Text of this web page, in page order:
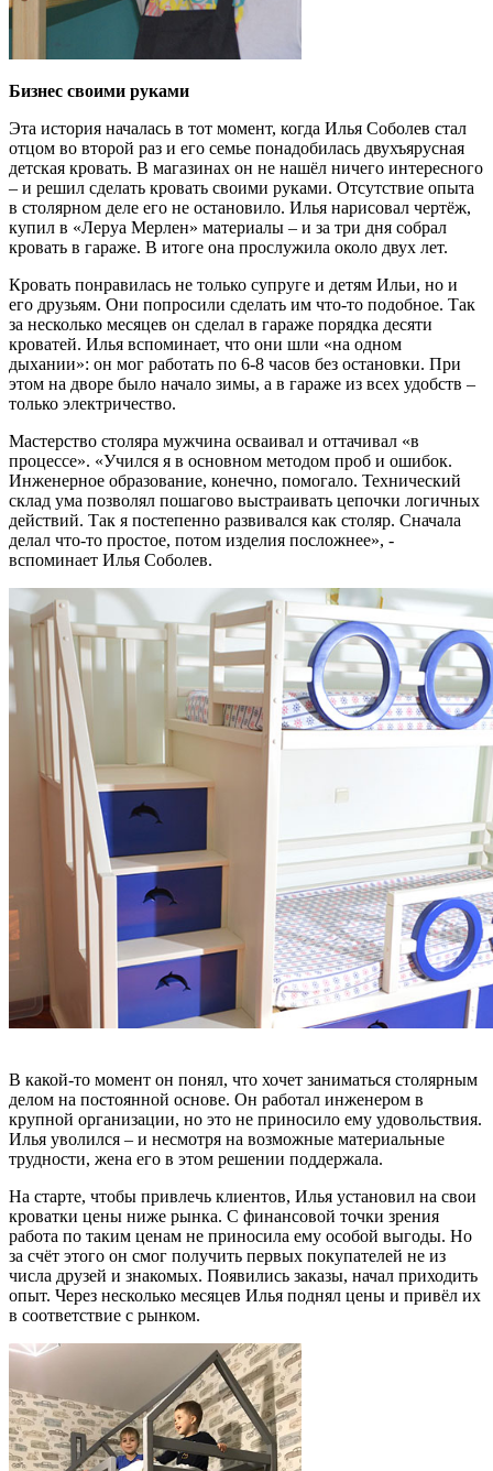
Бизнес своими руками
Эта история началась в тот момент, когда Илья Соболев стал
отцом во второй раз и его семье понадобилась двухъярусная
детская кровать. В магазинах он не нашёл ничего интересного
– и решил сделать кровать своими руками. Отсутствие опыта
в столярном деле его не остановило. Илья нарисовал чертёж,
купил в «Леруа Мерлен» материалы – и за три дня собрал
кровать в гараже. В итоге она прослужила около двух лет.
Кровать понравилась не только супруге и детям Ильи, но и
его друзьям. Они попросили сделать им что-то подобное. Так
за несколько месяцев он сделал в гараже порядка десяти
кроватей. Илья вспоминает, что они шли «на одном
дыхании»: он мог работать по 6-8 часов без остановки. При
этом на дворе было начало зимы, а в гараже из всех удобств –
только электричество.
Мастерство столяра мужчина осваивал и оттачивал «в
процессе». «Учился я в основном методом проб и ошибок.
Инженерное образование, конечно, помогало. Технический
склад ума позволял пошагово выстраивать цепочки логичных
действий. Так я постепенно развивался как столяр. Сначала
делал что-то простое, потом изделия посложнее», -
вспоминает Илья Соболев.
В какой-то момент он понял, что хочет заниматься столярным
делом на постоянной основе. Он работал инженером в
крупной организации, но это не приносило ему удовольствия.
Илья уволился – и несмотря на возможные материальные
трудности, жена его в этом решении поддержала.
На старте, чтобы привлечь клиентов, Илья установил на свои
кроватки цены ниже рынка. С финансовой точки зрения
работа по таким ценам не приносила ему особой выгоды. Но
за счёт этого он смог получить первых покупателей не из
числа друзей и знакомых. Появились заказы, начал приходить
опыт. Через несколько месяцев Илья поднял цены и привёл их
в соответствие с рынком.